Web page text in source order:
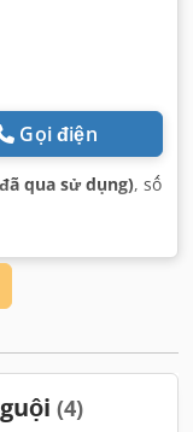
Gọi điện
qua sử dụng), số
(4)